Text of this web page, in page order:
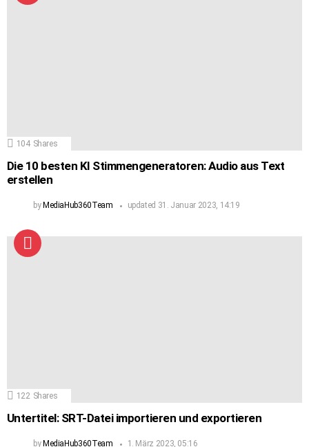
104 Shares
Die 10 besten KI Stimmengeneratoren: Audio aus Text
erstellen
by MediaHub360Team updated 31. Januar 2023, 14:19
122 Shares
Untertitel: SRT-Datei importieren und exportieren
by MediaHub360Team 1. März 2023, 05:16